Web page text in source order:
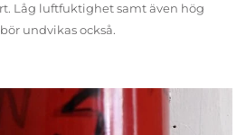
Låg luftfuktighet samt även hög
undvikas också.